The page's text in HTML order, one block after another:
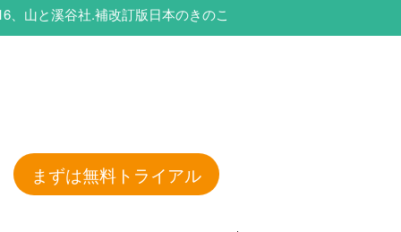
、山と溪谷社.補改訂版日本のきのこ
まずは無料トライアル